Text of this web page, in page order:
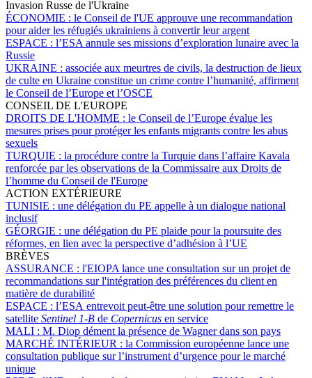
Invasion Russe de l'Ukraine
ÉCONOMIE : le Conseil de l'UE approuve une recommandation
pour aider les réfugiés ukrainiens à convertir leur argent
ESPACE : l’ESA annule ses missions d’exploration lunaire avec la
Russie
UKRAINE : associée aux meurtres de civils, la destruction de lieux
de culte en Ukraine constitue un crime contre l’humanité, affirment
le Conseil de l’Europe et l’OSCE
CONSEIL DE L'EUROPE
DROITS DE L'HOMME : le Conseil de l’Europe évalue les
mesures prises pour protéger les enfants migrants contre les abus
sexuels
TURQUIE : la procédure contre la Turquie dans l’affaire Kavala
renforcée par les observations de la Commissaire aux Droits de
l’homme du Conseil de l'Europe
ACTION EXTÉRIEURE
TUNISIE : une délégation du PE appelle à un dialogue national
inclusif
GÉORGIE : une délégation du PE plaide pour la poursuite des
réformes, en lien avec la perspective d’adhésion à l’UE
BRÈVES
ASSURANCE : l'EIOPA lance une consultation sur un projet de
recommandations sur l'intégration des préférences du client en
matière de durabilité
ESPACE : l’ESA entrevoit peut-être une solution pour remettre le
satellite Sentinel 1-B de Copernicus en service
MALI : M. Diop dément la présence de Wagner dans son pays
MARCHÉ INTÉRIEUR : la Commission européenne lance une
consultation publique sur l’instrument d’urgence pour le marché
unique